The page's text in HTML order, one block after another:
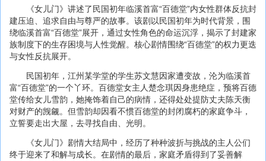
《女儿门》讲述了民国初年临溪首富“百德堂”内女性群体反抗封
建压迫、追求自由与尊严的故事。该剧以民国初年为时代背景，围
绕临溪首富“百德堂”展开，通过女性角色的命运沉浮，揭示了封建家
族制度下的生存困境与人性觉醒。核心剧情围绕“百德堂”的权力更迭
与女性反抗展开。
民国初年，江州某学堂的学生苏文慧因家遭变故，沦为临溪首
富“百德堂”的一个丫环。百德堂女主人楚念琪因身患绝症，预将百德
堂传给女儿雪韵，她掩饰着自己的病情，还得处处提防丈夫陈天衡
对财产的觊觎。但雪韵却因看不惯百德堂的封闭腐朽的家庭争斗，
立誓要走出大屋，去寻找自由、光明。
《女儿门》剧情大结局中，经历了种种波折与挑战的主人公们
终于迎来了和解与成长。在剧情的最后，家庭矛盾得到了妥善解